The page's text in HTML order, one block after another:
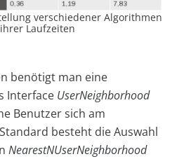
verschiedener Algorithmen
Laufzeiten
benötigt man eine
Interface UserNeighborhood
Benutzer sich am
besteht die Auswahl
NearestNUserNeighborhood